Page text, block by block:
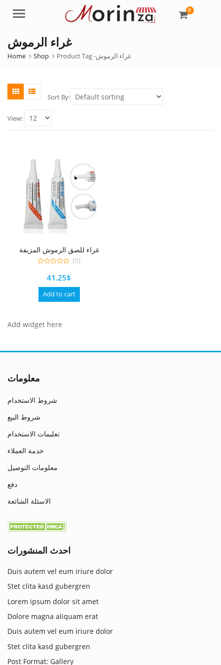
Menu 0
غراء الرموش
Home Shop Product Tag -غراء الرموش
Sort By:
View:
غراء للصق الرموش المزيفة
5
(0)
41.25$
Add to cart
Add widget here
معلومات
شروط الاستخدام
شروط البيع
تعليمات الاستخدام
خدمة العملاء
معلومات التوصيل
دفع
الاسئلة الشائعة
احدث المنشورات
Duis autem vel eum iriure dolor
Stet clita kasd gubergren
Lorem ipsum dolor sit amet
Dolore magna aliquam erat
Duis autem vel eum iriure dolor
Stet clita kasd gubergren
Post Format: Gallery